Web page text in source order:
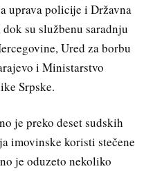
uprava policije i Državna
su službenu saradnju
Ured za borbu
i Ministarstvo
Srpske.
je preko deset sudskih
imovinske koristi stečene
je oduzeto nekoliko